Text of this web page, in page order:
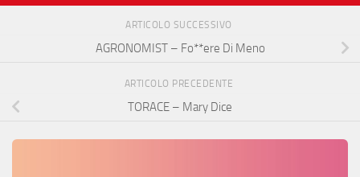
ARTICOLO SUCCESSIVO
AGRONOMIST – Fo**ere Di Meno
ARTICOLO PRECEDENTE
TORACE – Mary Dice